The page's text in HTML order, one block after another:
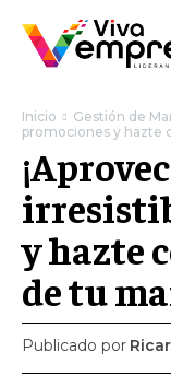
Inicio Gestión de
promociones y hazte
y hazte
de tu
Publicado por